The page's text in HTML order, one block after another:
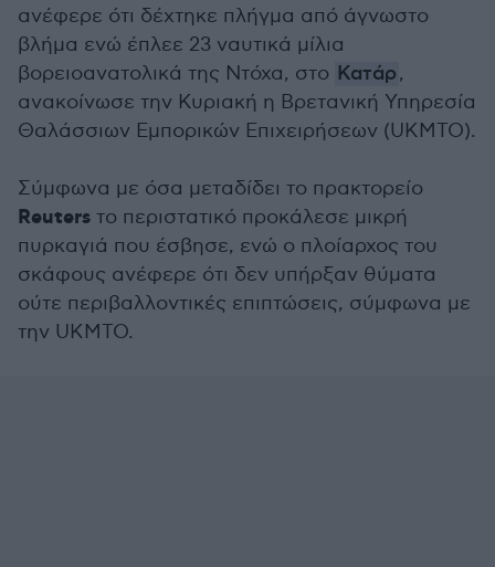
ανέφερε ότι δέχτηκε πλήγμα από άγνωστο
βλήμα ενώ έπλεε 23 ναυτικά μίλια
βορειοανατολικά της Ντόχα, στο Κατάρ,
ανακοίνωσε την Κυριακή η Βρετανική Υπηρεσία
Θαλάσσιων Εμπορικών Επιχειρήσεων (UKMTO).
Σύμφωνα με όσα μεταδίδει το πρακτορείο
Reuters το περιστατικό προκάλεσε μικρή
πυρκαγιά που έσβησε, ενώ ο πλοίαρχος του
σκάφους ανέφερε ότι δεν υπήρξαν θύματα
ούτε περιβαλλοντικές επιπτώσεις, σύμφωνα με
την UKMTO.